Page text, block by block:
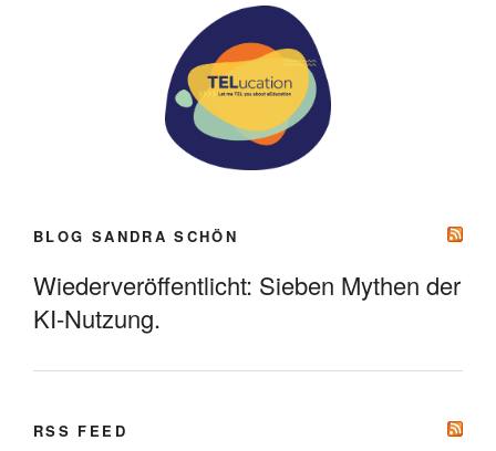
BLOG SANDRA SCHÖN
Wiederveröffentlicht: Sieben Mythen der
KI-Nutzung.
RSS FEED